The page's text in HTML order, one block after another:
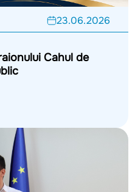
23.06.2026
Cahul de